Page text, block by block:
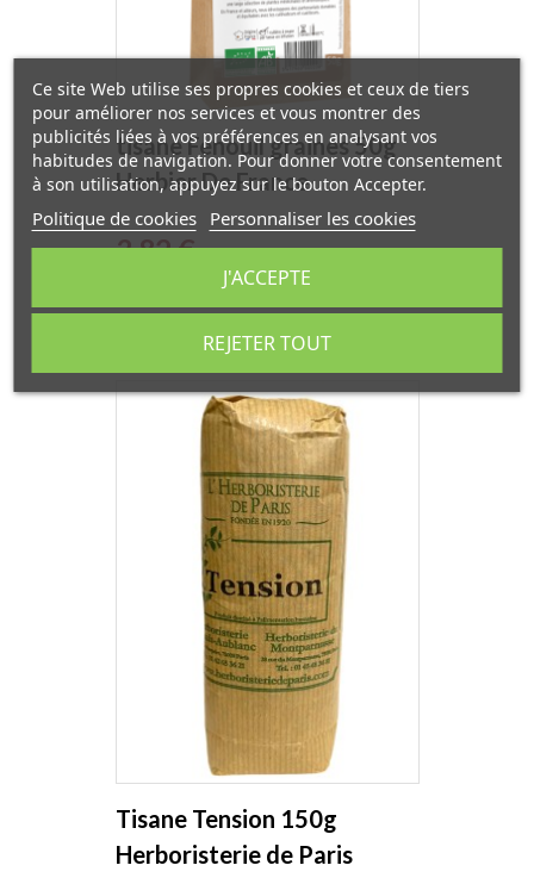
tisane Fenouil graines 50g
Herbier De France
Prix
3,82 €
Tisane Tension 150g
Herboristerie de Paris
Ce site Web utilise ses propres cookies et ceux de tiers
pour améliorer nos services et vous montrer des
publicités liées à vos préférences en analysant vos
habitudes de navigation. Pour donner votre consentement
à son utilisation, appuyez sur le bouton Accepter.
Politique de cookies Personnaliser les cookies
REJETER TOUT
J'ACCEPTE